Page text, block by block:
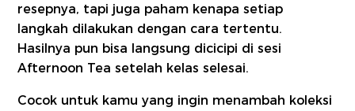
resepnya, tapi juga paham kenapa setiap
langkah dilakukan dengan cara tertentu.
Hasilnya pun bisa langsung dicicipi di sesi
Afternoon Tea setelah kelas selesai.
Cocok untuk kamu yang ingin menambah koleksi